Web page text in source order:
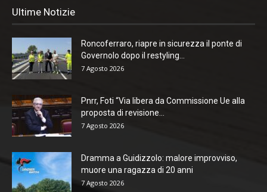
Ultime Notizie
Roncoferraro, riapre in sicurezza il ponte di
Governolo dopo il restyling...
7 Agosto 2026
Pnrr, Foti “Via libera da Commissione Ue alla
proposta di revisione...
7 Agosto 2026
Dramma a Guidizzolo: malore improvviso,
muore una ragazza di 20 anni
7 Agosto 2026